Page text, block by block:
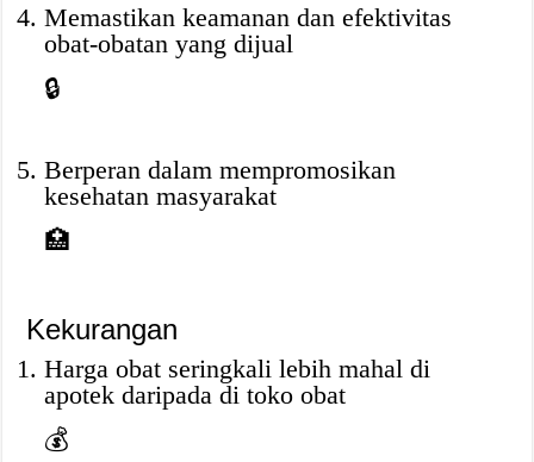
Memastikan keamanan dan efektivitas
obat-obatan yang dijual
🔒
Berperan dalam mempromosikan
kesehatan masyarakat
🏥
Kekurangan
Harga obat seringkali lebih mahal di
apotek daripada di toko obat
💰